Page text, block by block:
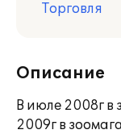
Торговля
Описание
В июле 2008г в
2009г в